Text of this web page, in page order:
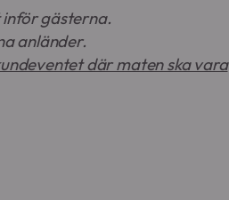
gästerna.
anländer.
där maten ska vara